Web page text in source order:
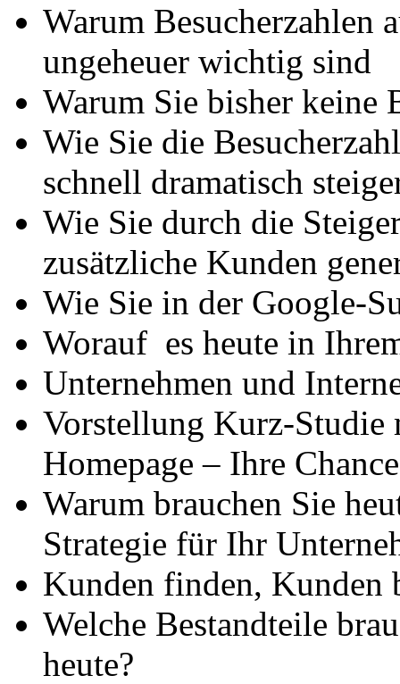
Warum Besucherzahlen
ungeheuer wichtig sind
Warum Sie bisher keine
Wie Sie die
schnell dramatisch
Wie Sie durch die
zusätzliche Kunden
Wie Sie in der Google-
Worauf es heute in
Unternehmen und
Vorstellung Kurz-
Homepage – Ihre
Warum brauchen Sie
Strategie für Ihr
Kunden finden, Kunden
Welche Bestandteile
heute?